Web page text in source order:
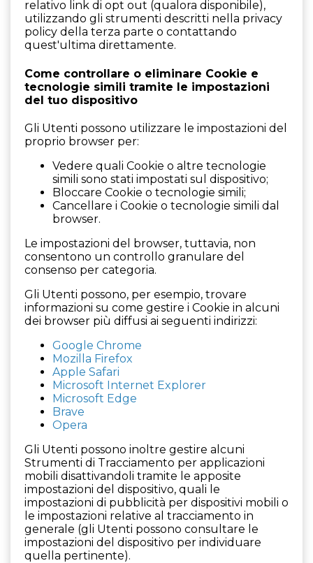
relativo link di opt out (qualora disponibile),
utilizzando gli strumenti descritti nella privacy
policy della terza parte o contattando
quest'ultima direttamente.
Come controllare o eliminare Cookie e
tecnologie simili tramite le impostazioni
del tuo dispositivo
Gli Utenti possono utilizzare le impostazioni del
proprio browser per:
Vedere quali Cookie o altre tecnologie
simili sono stati impostati sul dispositivo;
Bloccare Cookie o tecnologie simili;
Cancellare i Cookie o tecnologie simili dal
browser.
Le impostazioni del browser, tuttavia, non
consentono un controllo granulare del
consenso per categoria.
Gli Utenti possono, per esempio, trovare
informazioni su come gestire i Cookie in alcuni
dei browser più diffusi ai seguenti indirizzi:
Google Chrome
Mozilla Firefox
Apple Safari
Microsoft Internet Explorer
Microsoft Edge
Brave
Opera
Gli Utenti possono inoltre gestire alcuni
Strumenti di Tracciamento per applicazioni
mobili disattivandoli tramite le apposite
impostazioni del dispositivo, quali le
impostazioni di pubblicità per dispositivi mobili o
le impostazioni relative al tracciamento in
generale (gli Utenti possono consultare le
impostazioni del dispositivo per individuare
quella pertinente).